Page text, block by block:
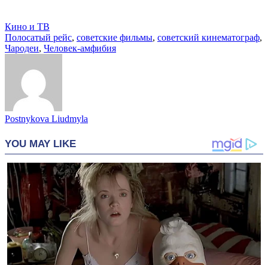
Кино и ТВ
Полосатый рейс, советские фильмы, советский кинематограф,
Чародеи, Человек-амфибия
Postnykova Liudmyla